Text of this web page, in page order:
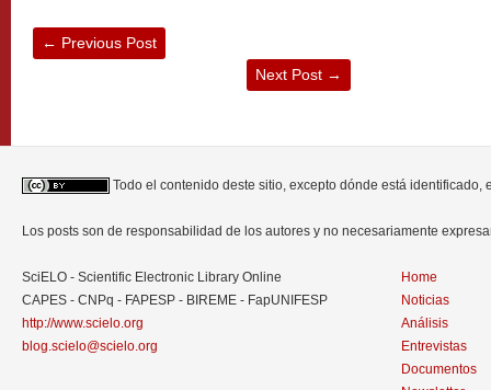
← Previous Post
Next Post →
Todo el contenido deste sitio, excepto dónde está identificado,
Los posts son de responsabilidad de los autores y no necesariamente
SciELO - Scientific Electronic Library Online
CAPES - CNPq - FAPESP - BIREME - FapUNIFESP
http://www.scielo.org
blog.scielo@scielo.org
Home
Noticias
Análisis
Entrevistas
Documentos